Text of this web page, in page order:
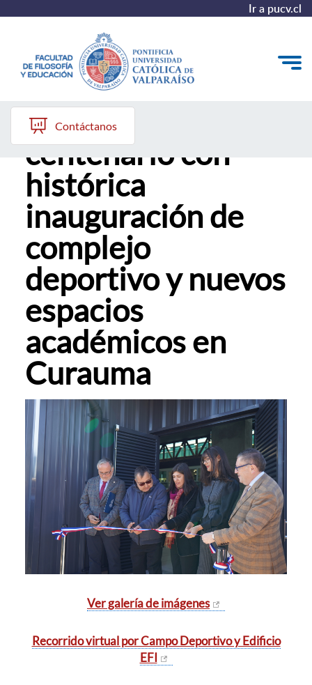
Ir a pucv.cl
Quiénes somos
Líneas de trabajo 2025-2028
Historia
Proyecto Conocimientos 2030
Contáctanos
PUCV proyecta su
centenario con
histórica
inauguración de
complejo
deportivo y nuevos
espacios
académicos en
Curauma
Ver galería de imágenes
Recorrido virtual por Campo Deportivo y Edificio
EFI